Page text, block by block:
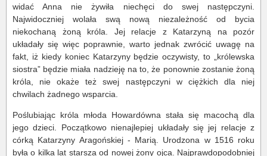
widać Anna nie żywiła niechęci do swej następczyni.
Najwidoczniej wolała swą nową niezależność od bycia
niekochaną żoną króla. Jej relacje z Katarzyną na pozór
układały się więc poprawnie, warto jednak zwrócić uwagę na
fakt, iż kiedy koniec Katarzyny będzie oczywisty, to „królewska
siostra” będzie miała nadzieję na to, że ponownie zostanie żoną
króla, nie okaże też swej następczyni w ciężkich dla niej
chwilach żadnego wsparcia.
Poślubiając króla młoda Howardówna stała się macochą dla
jego dzieci. Początkowo nienajlepiej układały się jej relacje z
córką Katarzyny Aragońskiej - Marią. Urodzona w 1516 roku
była o kilka lat starsza od nowej żony ojca. Najprawdopodobniej